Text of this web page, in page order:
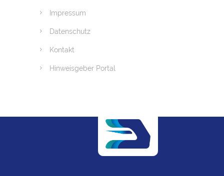
Impressum
Datenschutz
Kontakt
Hinweisgeber Portal